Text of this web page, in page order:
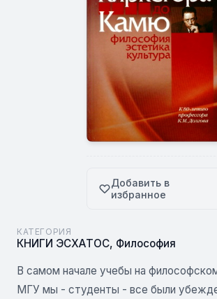
Добавить в
избранное
КАТЕГОРИЯ
КНИГИ ЭСХАТОС, Философия
В самом начале учебы на
МГУ мы - студенты - все были